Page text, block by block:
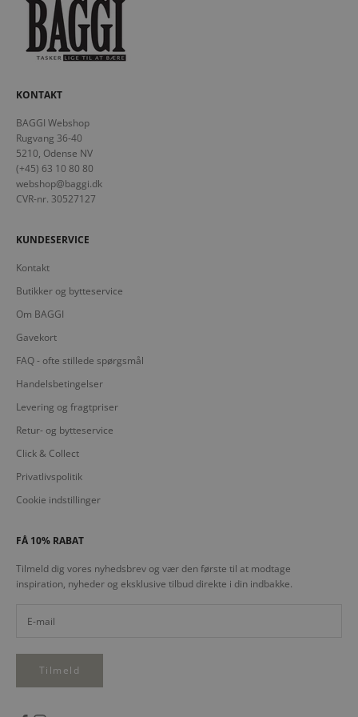
KONTAKT
BAGGI Webshop
Rugvang 36-40
5210, Odense NV
(+45) 63 10 80 80
webshop@baggi.dk
CVR-nr. 30527127
KUNDESERVICE
Kontakt
Butikker og bytteservice
Om BAGGI
Gavekort
FAQ - ofte stillede spørgsmål
Handelsbetingelser
Levering og fragtpriser
Retur- og bytteservice
Click & Collect
Privatlivspolitik
Cookie indstillinger
FÅ 10% RABAT
Tilmeld dig vores nyhedsbrev og vær den første til at modtage
inspiration, nyheder og eksklusive tilbud direkte i din indbakke.
Tilmeld